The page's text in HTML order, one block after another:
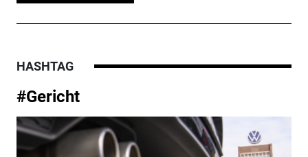
HASHTAG
#Gericht